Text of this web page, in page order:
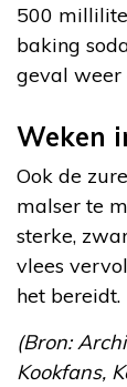
500
baking
geval weer
Weken
Ook de
malser te
sterke,
vlees
het bereidt.
(Bron:
Kookfans,